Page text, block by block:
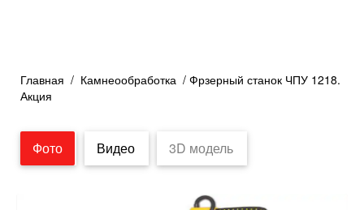
Главная / Камнеообработка / Фрзерный станок ЧПУ 1218.
Акция
Фото Видео 3D модель